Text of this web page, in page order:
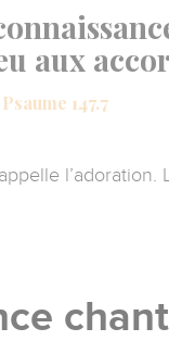
aux
Psaume 147.7